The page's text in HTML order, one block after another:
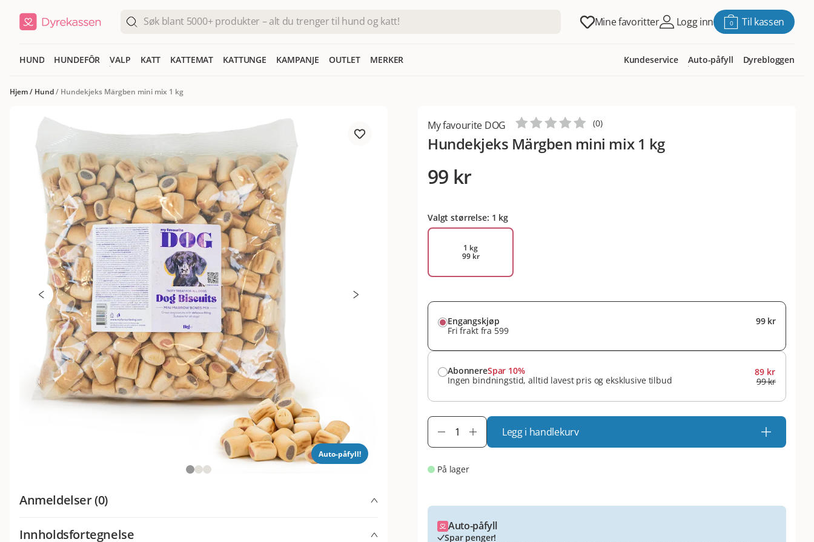
Mine favoritter Logg inn 0 Til kassen
HUND HUNDEFÔR VALP KATT KATTEMAT KATTUNGE KAMPANJE OUTLET MERKER Kundeservice Auto-påfyll Dyrebloggen
Hjem/ Hund/ Hundekjeks Märgben mini mix 1 kg
Auto-påfyll!
Anmeldelser (0)
Hva synes andre kunder
Innholdsfortegnelse
My favourite DOG
Hundekjeks Märgben mini mix 1 kg
(0)
99 kr
Valgt størrelse: 1 kg
1 kg
99 kr
Engangskjøp
Fri frakt fra 599
99 kr
AbonnereSpar 10%
Ingen bindningstid, alltid lavest pris og eksklusive tilbud
89 kr
99 kr
Legg i handlekurv
På lager
Auto-påfyll
Spar penger!